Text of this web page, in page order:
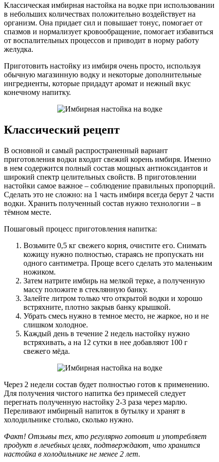
Классическая имбирная настойка на водке при использовании
в небольших количествах положительно воздействует на
организм. Она придает сил и повышает тонус, помогает от
спазмов и нормализует кровообращение, помогает избавиться
от воспалительных процессов и приводит в норму работу
желудка.
Приготовить настойку из имбиря очень просто, используя
обычную магазинную водку и некоторые дополнительные
ингредиенты, которые придадут аромат и нежный вкус
конечному напитку.
Классический рецепт
В основной и самый распространенный вариант
приготовления водки входит свежий корень имбиря. Именно
в нем содержится полный состав мощных антиоксидантов и
широкий спектр целительных свойств. В приготовлении
настойки самое важное – соблюдение правильных пропорций.
Сделать это не сложно: на 1 часть имбиря всегда берут 2 части
водки. Хранить полученный состав нужно технологии – в
тёмном месте.
Пошаговый процесс приготовления напитка:
Возьмите 0,5 кг свежего корня, очистите его. Снимать
кожицу нужно полностью, стараясь не пропускать ни
одного сантиметра. Проще всего сделать это маленьким
ножиком.
Затем натрите имбирь на мелкой терке, а полученную
массу положите в стеклянную банку.
Залейте литром только что открытой водки и хорошо
встряхните, плотно закрыв банку крышкой.
Убрать смесь нужно в темное место, не жаркое, но и не
слишком холодное.
Каждый день в течение 2 недель настойку нужно
встряхивать, а на 12 сутки в нее добавляют 100 г
свежего мёда.
Через 2 недели состав будет полностью готов к применению.
Для получения чистого напитка без примесей следует
перегнать полученную настойку 2-3 раза через марлю.
Переливают имбирный напиток в бутылку и хранят в
холодильнике столько, сколько нужно.
Факт! Отзывы тех, кто регулярно готовит и употребляет
продукт в лечебных целях, подтверждают, что хранится
настойка в холодильнике не менее 2 лет.